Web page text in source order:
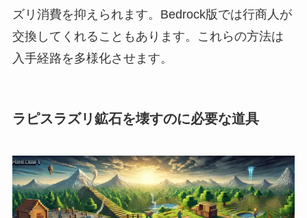
ズリ消費を抑えられます。Bedrock版では行商人が
交換してくれることもあります。これらの方法は
入手経路を多様化させます。
ラピスラズリ鉱石を壊すのに必要な道具